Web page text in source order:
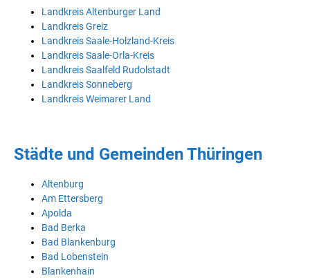
Landkreis Altenburger Land
Landkreis Greiz
Landkreis Saale-Holzland-Kreis
Landkreis Saale-Orla-Kreis
Landkreis Saalfeld Rudolstadt
Landkreis Sonneberg
Landkreis Weimarer Land
Städte und Gemeinden Thüringen
Altenburg
Am Ettersberg
Apolda
Bad Berka
Bad Blankenburg
Bad Lobenstein
Blankenhain